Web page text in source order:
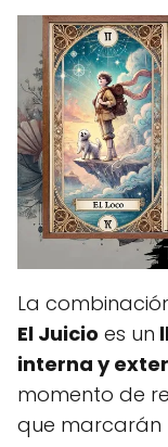
La
El Juicio es un
interna y
momento de
que marcarán